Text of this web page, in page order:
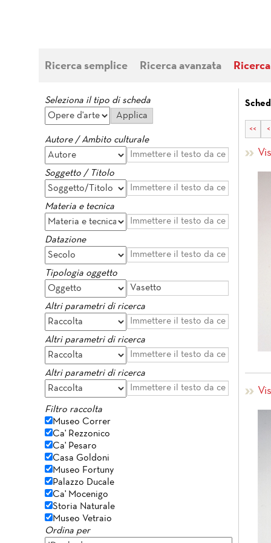
Ricerca semplice Ricerca avanzata
Seleziona il tipo di scheda
Autore / Ambito culturale
Soggetto / Titolo
Materia e tecnica
Datazione
Tipologia oggetto
Altri parametri di ricerca
Altri parametri di ricerca
Altri parametri di ricerca
Filtro raccolta
Museo Correr
Ca' Rezzonico
Ca' Pesaro
Casa Goldoni
Museo Fortuny
Palazzo Ducale
Ca' Mocenigo
Storia Naturale
Museo Vetraio
Ordina per
<< <